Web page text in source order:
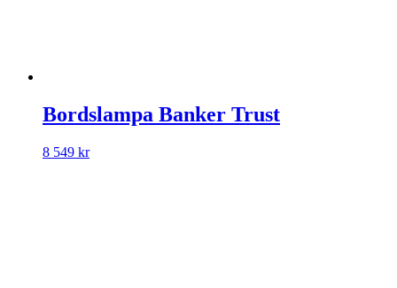
Bordslampa Banker Trust
8 549 kr